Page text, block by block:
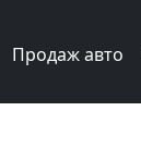
Продаж авто